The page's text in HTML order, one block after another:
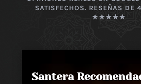
SATISFECHOS. RESEÑAS DE
★★★★★
Santera